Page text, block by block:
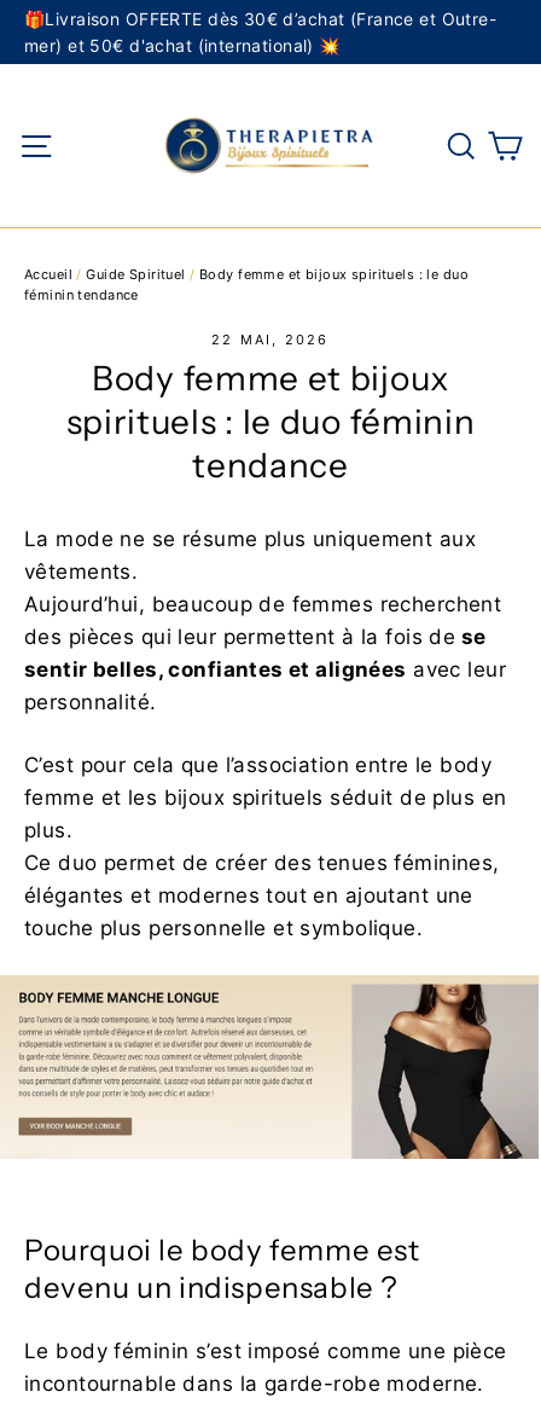
Passer
🎁Livraison OFFERTE dès 30€ d’achat (France et Outre-
mer) et 50€ d'achat (international) 💥
Accueil / Guide Spirituel / Body femme et bijoux spirituels : le duo
féminin tendance
22 MAI, 2026
Body femme et bijoux
spirituels : le duo féminin
tendance
La mode ne se résume plus uniquement aux
vêtements.
Aujourd’hui, beaucoup de femmes recherchent
des pièces qui leur permettent à la fois de se
sentir belles, confiantes et alignées avec leur
personnalité.
C’est pour cela que l’association entre le body
femme et les bijoux spirituels séduit de plus en
plus.
Ce duo permet de créer des tenues féminines,
élégantes et modernes tout en ajoutant une
touche plus personnelle et symbolique.
Pourquoi le body femme est
devenu un indispensable ?
Le body féminin s’est imposé comme une pièce
incontournable dans la garde-robe moderne.